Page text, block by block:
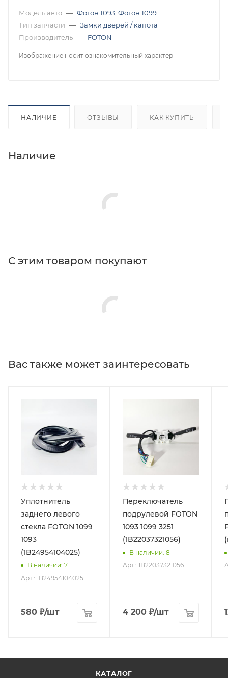
Модель авто — Фотон 1093 Фотон 1099
Тип запчасти — Замки дверей / капота
Производитель — FOTON
Изображение носит ознакомительный характер
НАЛИЧИЕ ОТЗЫВЫ КАК КУПИТЬ
Наличие
С этим товаром покупают
Вас также может заинтересовать
Уплотнитель
заднего левого
стекла FOTON 1099
1093
(1B24954104025)
В наличии: 7
Арт.: 1B24954104025
580 ₽/шт
Переключатель
подрулевой FOTON
1093 1099 3251
(1B22037321056)
В наличии: 8
Арт.: 1B22037321056
4 200 ₽/шт
КАТАЛОГ